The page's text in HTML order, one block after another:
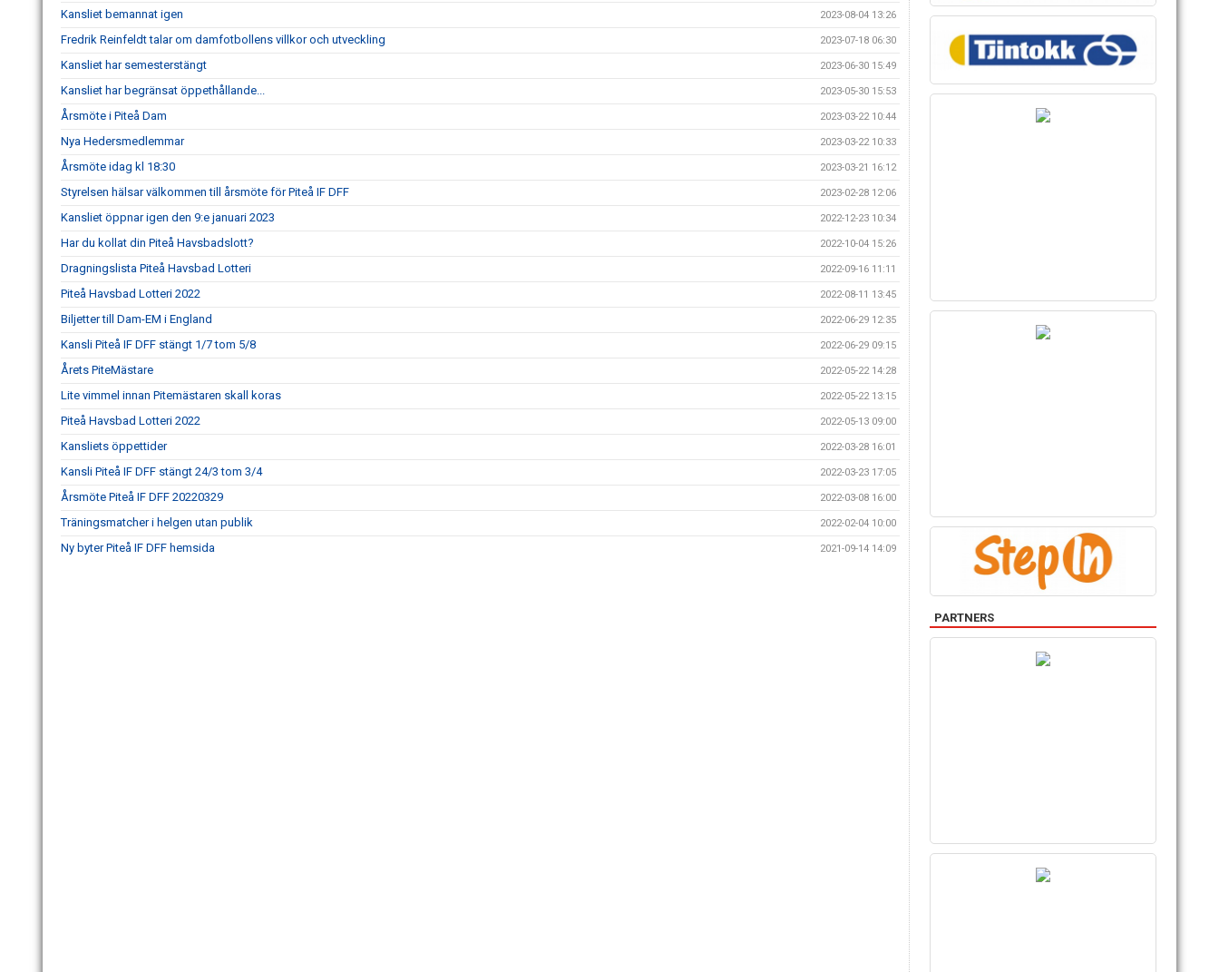
Kansliet bemannat igen 2023-08-04 13:26
Fredrik Reinfeldt talar om damfotbollens villkor och utveckling 2023-07-18 06:30
Kansliet har semesterstängt 2023-06-30 15:49
Kansliet har begränsat öppethållande... 2023-05-30 15:53
Årsmöte i Piteå Dam 2023-03-22 10:44
Nya Hedersmedlemmar 2023-03-22 10:33
Årsmöte idag kl 18:30 2023-03-21 16:12
Styrelsen hälsar välkommen till årsmöte för Piteå IF DFF 2023-02-28 12:06
Kansliet öppnar igen den 9:e januari 2023 2022-12-23 10:34
Har du kollat din Piteå Havsbadslott? 2022-10-04 15:26
Dragningslista Piteå Havsbad Lotteri 2022-09-16 11:11
Piteå Havsbad Lotteri 2022 2022-08-11 13:45
Biljetter till Dam-EM i England 2022-06-29 12:35
Kansli Piteå IF DFF stängt 1/7 tom 5/8 2022-06-29 09:15
Årets PiteMästare 2022-05-22 14:28
Lite vimmel innan Pitemästaren skall koras 2022-05-22 13:15
Piteå Havsbad Lotteri 2022 2022-05-13 09:00
Kansliets öppettider 2022-03-28 16:01
Kansli Piteå IF DFF stängt 24/3 tom 3/4 2022-03-23 17:05
Årsmöte Piteå IF DFF 20220329 2022-03-08 16:00
Träningsmatcher i helgen utan publik 2022-02-04 10:00
Ny byter Piteå IF DFF hemsida 2021-09-14 14:09
PARTNERS